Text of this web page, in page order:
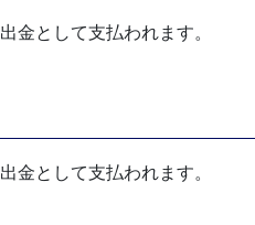
金として支払われます。
金として支払われます。